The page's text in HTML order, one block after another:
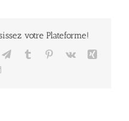
votre Plateforme!
TelegramTumblr Pinterest
Vk
Email